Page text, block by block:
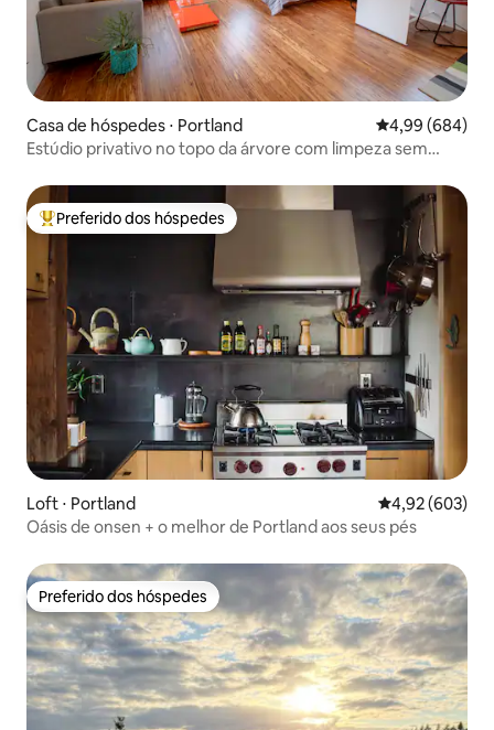
Casa de hóspedes ⋅ Portland 4,99 de uma
4,99 (684)
Estúdio privativo no topo da árvore com limpeza sem
Entre os melhores preferidos dos hóspedes
Preferido dos hóspedes
Loft ⋅ Portland 4,92 de uma
4,92 (603)
Oásis de onsen + o melhor de Portland aos seus pés
Preferido dos hóspedes
Preferido dos hóspedes